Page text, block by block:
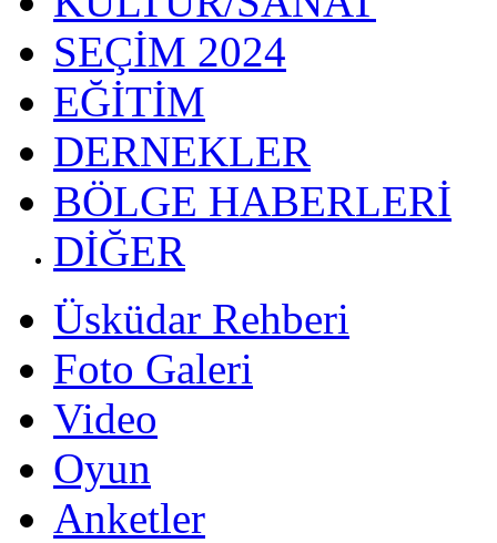
SEÇİM 2024
EĞİTİM
DERNEKLER
BÖLGE HABERLERİ
DİĞER
Üsküdar Rehberi
Foto Galeri
Video
Oyun
Anketler